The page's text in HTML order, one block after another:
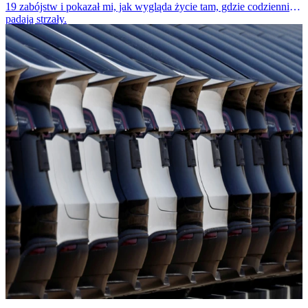
19 zabójstw i pokazał mi, jak wygląda życie tam, gdzie codziennie
padają strzały.